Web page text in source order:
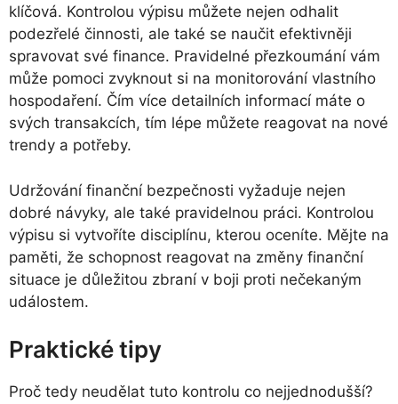
klíčová. Kontrolou výpisu můžete nejen odhalit
podezřelé činnosti, ale také se naučit efektivněji
spravovat své finance. Pravidelné přezkoumání vám
může pomoci zvyknout si na monitorování vlastního
hospodaření. Čím více detailních informací máte o
svých transakcích, tím lépe můžete reagovat na nové
trendy a potřeby.
Udržování finanční bezpečnosti vyžaduje nejen
dobré návyky, ale také pravidelnou práci. Kontrolou
výpisu si vytvoříte disciplínu, kterou oceníte. Mějte na
paměti, že schopnost reagovat na změny finanční
situace je důležitou zbraní v boji proti nečekaným
událostem.
Praktické tipy
Proč tedy neudělat tuto kontrolu co nejjednodušší?